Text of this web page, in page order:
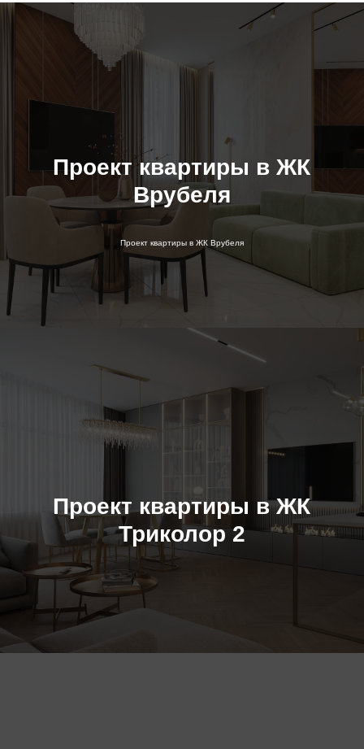
Проект квартиры в ЖК
Врубеля
Проект квартиры в ЖК Врубеля
Проект квартиры в ЖК
Триколор 2